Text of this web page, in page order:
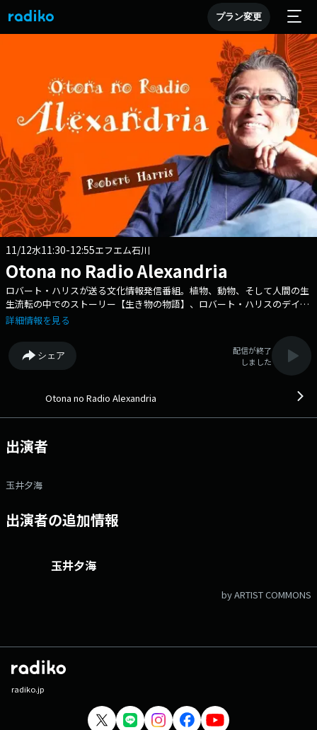
プラン変更
11/12水11:30-12:55エフエム石川
Otona no Radio Alexandria
ロバート・ハリスが送る文化情報発信番組。植物、動物、そして人間の生
生流転の中でのストーリー【生き物の物語】、ロバート・ハリスのデイリ
ーエッセイ【SELF PORTRAIT】、過去とイマを繋ぐ名曲たちをオンエア
ら、”様々な生き方”のヒントを共有していきます。 ▽11:49〜 【 快適
生活ラジオショッピング 】 快適生活ラジオショッピング ▽11:55〜
【 FM石川ニュース（JFN） 】 --- 番組Webサイト：
https://form.audee.jp/alexandria/message
詳細情報を見る
シェア
配信が終了
しました
Otona no Radio Alexandria
出演者
玉井夕海
出演者の追加情報
玉井夕海
by ARTIST COMMONS
radiko.jp